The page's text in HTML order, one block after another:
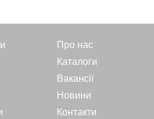
Про нас
Каталоги
Вакансії
Новини
Контакти